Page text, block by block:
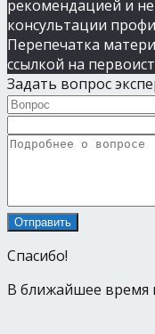
рекомендацией и
консультации
Перепечатка
ссылкой на
Задать вопрос
Спасибо!
В ближайшее